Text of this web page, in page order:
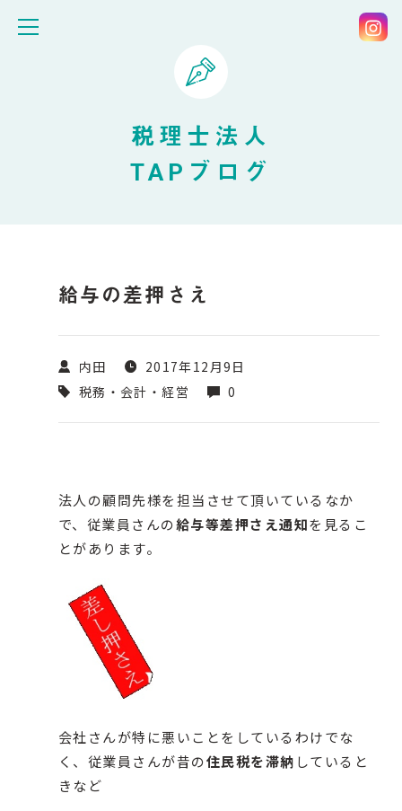
税理士法人
TAPブログ
給与の差押さえ
内田
2017年12月9日
税務・会計・経営
0
法人の顧問先様を担当させて頂いているなか
で、従業員さんの給与等差押さえ通知を見るこ
とがあります。
会社さんが特に悪いことをしているわけでな
く、従業員さんが昔の住民税を滞納 していると
きなど